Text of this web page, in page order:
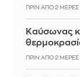
ΠΡΙΝ ΑΠΌ 2 ΜΈΡΕΣ
Καύσωνας
ΠΡΙΝ ΑΠΌ 2 ΜΈΡΕΣ